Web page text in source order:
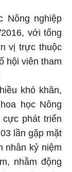
Nông nghiệp
với tổng
vị trực thuộc
hội viên tham
khó khăn,
học Nông
cực phát triển
lần gặp mặt
nhân kỷ niệm
nhằm động